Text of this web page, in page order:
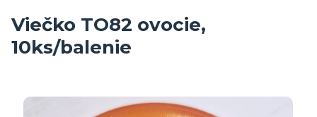
Viečko TO82 ovocie,
10ks/balenie